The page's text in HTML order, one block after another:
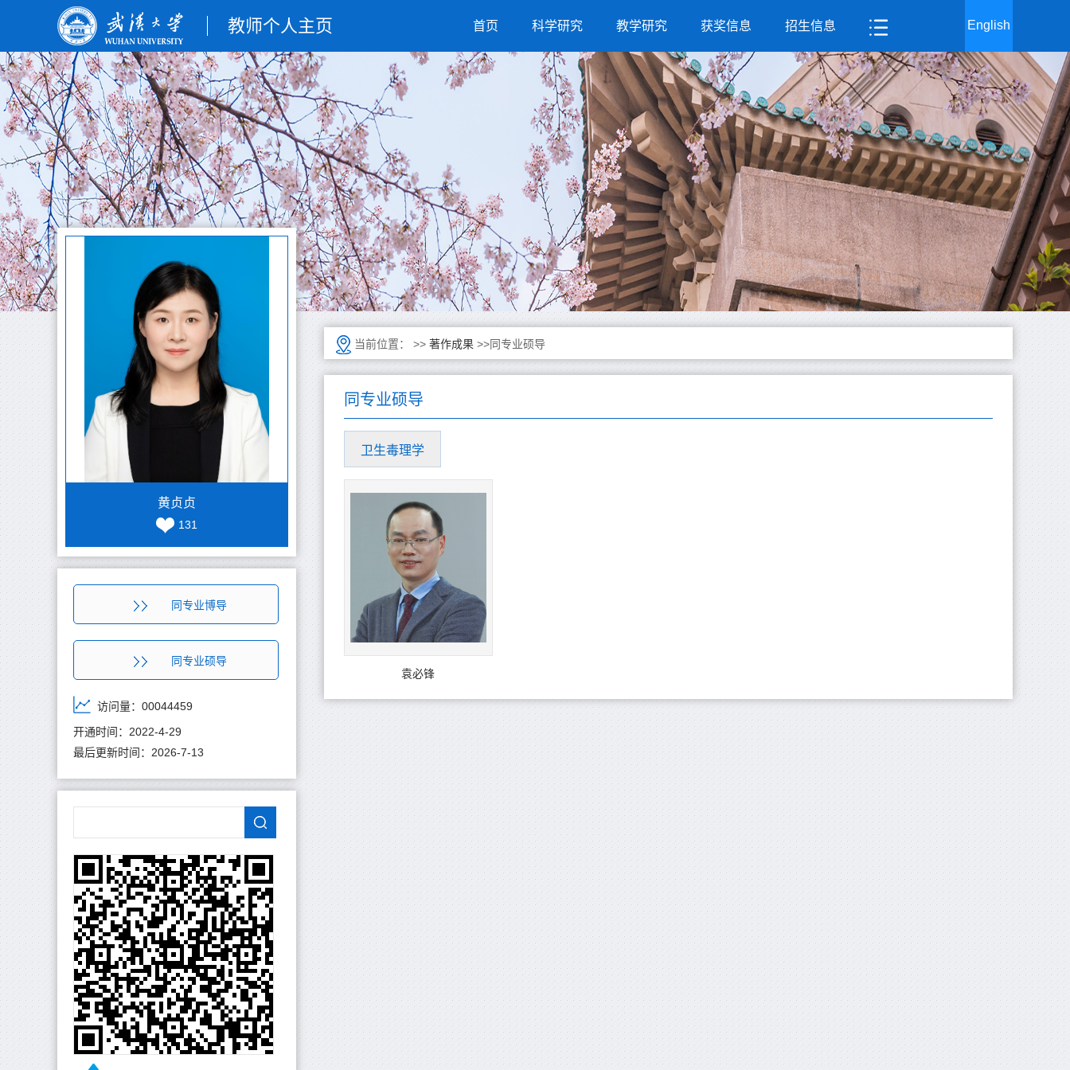
教师个人主页 首页 科学研究 教学研究 获奖信息 招生信息 English
黄贞贞
131
同专业博导
同专业硕导
访问量： 00044459
开通时间： 2022-4-29
最后更新时间： 2026-7-13
当前位置： >> 著作成果 >>同专业硕导
同专业硕导
卫生毒理学
袁必锋